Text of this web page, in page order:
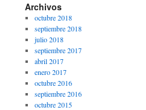
Archivos
octubre 2018
septiembre 2018
julio 2018
septiembre 2017
abril 2017
enero 2017
octubre 2016
septiembre 2016
octubre 2015